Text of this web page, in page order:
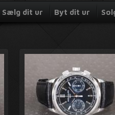
Sælg dit ur Byt dit ur